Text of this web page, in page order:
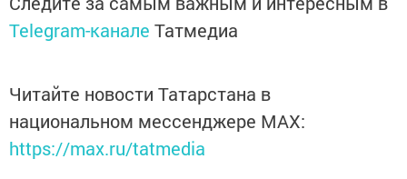
Telegram-канале Татмедиа
Читайте новости Татарстана в
национальном мессенджере MАХ:
https://max.ru/tatmedia